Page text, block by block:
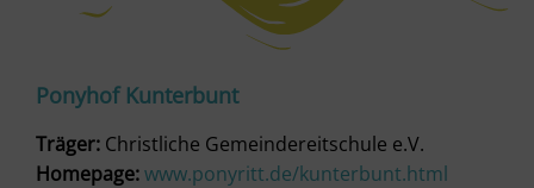
Ponyhof Kunterbunt
Träger: Christliche Gemeindereitschule e.V.
Homepage:www.ponyritt.de/kunterbunt.html